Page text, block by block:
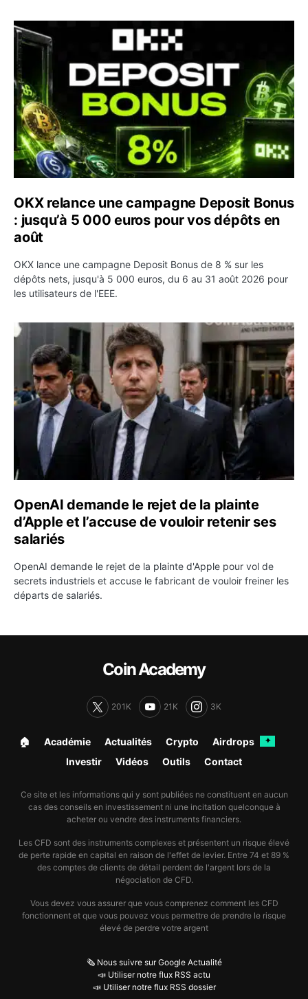
OKX relance une campagne Deposit Bonus : jusqu’à 5
OKX relance une campagne Deposit Bonus
: jusqu’à 5 000 euros pour vos dépôts en
août
OKX lance une campagne Deposit Bonus de 8 % sur les
dépôts nets, jusqu'à 5 000 euros, du 6 au 31 août 2026 pour
les utilisateurs de l'EEE.
OpenAI demande le rejet de la plainte d’Apple et
OpenAI demande le rejet de la plainte
d’Apple et l’accuse de vouloir retenir ses
salariés
OpenAI demande le rejet de la plainte d'Apple pour vol de
secrets industriels et accuse le fabricant de vouloir freiner les
départs de salariés.
Coin Academy
201K 21K 3K
🏠︎ Académie Actualités Crypto Airdrops ✦
Investir Vidéos Outils Contact
Ce site et les informations qui y sont publiées ne constituent en aucun
cas des conseils en investissement ni une incitation quelconque à
acheter ou vendre des instruments financiers.
Les CFD sont des instruments complexes et présentent un risque élevé
de perte rapide en capital en raison de l'effet de levier. Entre 74 et 89 %
des comptes de clients de détail perdent de l'argent lors de la
négociation de CFD.
Vous devez vous assurer que vous comprenez comment les CFD
fonctionnent et que vous pouvez vous permettre de prendre le risque
élevé de perdre votre argent
🗞️ Nous suivre sur Google Actualité
📣 Utiliser notre flux RSS actu
📣 Utiliser notre flux RSS dossier